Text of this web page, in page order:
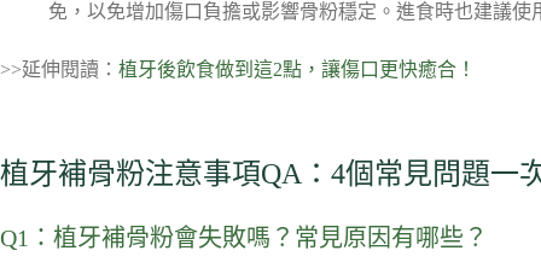
免，以免增加傷口負擔或影響骨粉穩定。進食時也建議
>>延伸閱讀： 植牙後飲食做到這2點，讓傷口更快癒合！
植牙補骨粉注意事項QA：4個常見問題一
Q1：植牙補骨粉會失敗嗎？常見原因有哪些？